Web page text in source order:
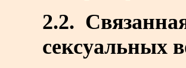
2.2.
сексуальных